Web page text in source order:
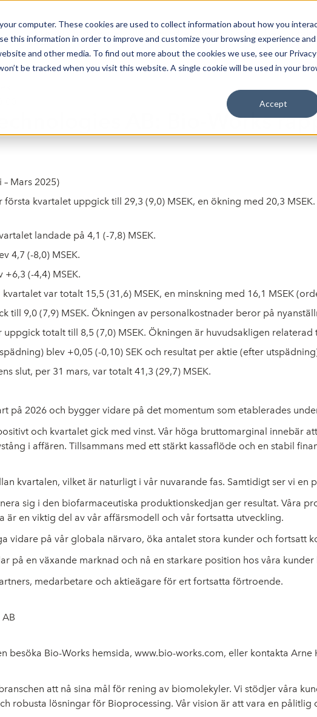
computer. These cookies are used to collect information about how you
this information in order to improve and customize your browsing experience
and other media. To find out more about the cookies we use, see our Privacy
be tracked when you visit this website. A single cookie will be used in your
Accept
AB: Bio-Works
– Mars 2025)
kvartalet uppgick till 29,3 (9,0) MSEK, en ökning med 20,3
landade på 4,1 (-7,8) MSEK.
4,7 (-8,0) MSEK.
(-4,4) MSEK.
var totalt 15,5 (31,6) MSEK, en minskning med 16,1
till 9,0 (7,9) MSEK. Ökningen av personalkostnader beror på
totalt till 8,5 (7,0) MSEK. Ökningen är huvudsakligen
blev +0,05 (-0,10) SEK och resultat per aktie (efter
slut, per 31 mars, var totalt 41,3 (29,7) MSEK.
på 2026 och bygger vidare på det momentum som etablerades
och kvartalet gick med vinst. Vår höga bruttomarginal innebär
i affären. Tillsammans med ett stärkt kassaflöde och en stabil
kvartalen, vilket är naturligt i vår nuvarande fas. Samtidigt ser vi
sig i den biofarmaceutiska produktionskedjan ger resultat. Våra
är en viktig del av vår affärsmodell och vår fortsatta utveckling.
vidare på vår globala närvaro, öka antalet stora kunder och fortsatt
på en växande marknad och nå en starkare position hos våra
medarbetare och aktieägare för ert fortsatta förtroende.
besöka Bio-Works hemsida, www.bio-works.com, eller kontakta Arne
att nå sina mål för rening av biomolekyler. Vi stödjer våra
robusta lösningar för Bioprocessing. Vår vision är att vara en